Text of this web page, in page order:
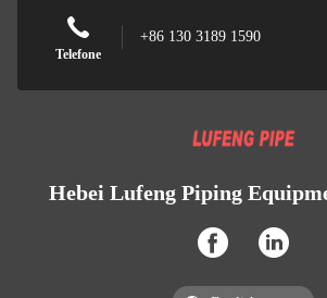
Telefone
+86 130 3189 1590
Hebei Lufeng Piping